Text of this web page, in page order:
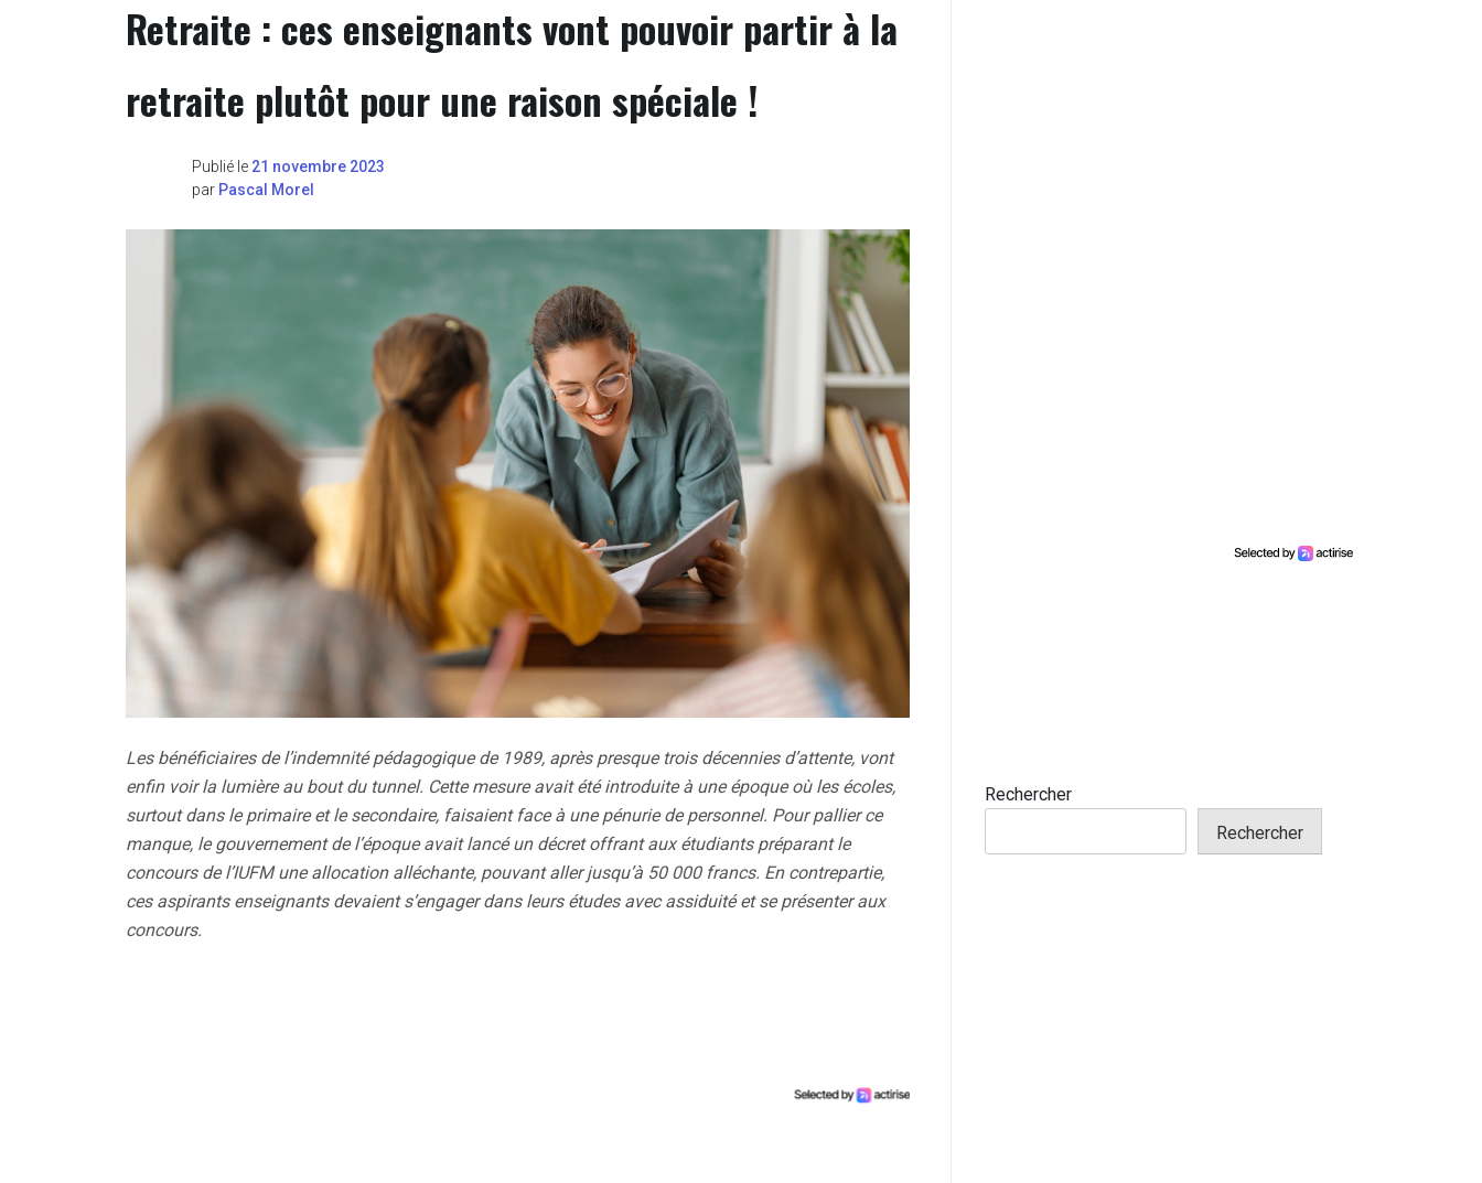
Retraite : ces enseignants vont pouvoir partir à la
retraite plutôt pour une raison spéciale !
Publié le 21 novembre 2023
par Pascal Morel
Les bénéficiaires de l’indemnité pédagogique de 1989, après presque trois décennies d’attente, vont
enfin voir la lumière au bout du tunnel. Cette mesure avait été introduite à une époque où les écoles,
surtout dans le primaire et le secondaire, faisaient face à une pénurie de personnel. Pour pallier ce
manque, le gouvernement de l’époque avait lancé un décret offrant aux étudiants préparant le
concours de l’IUFM une allocation alléchante, pouvant aller jusqu’à 50 000 francs. En contrepartie,
ces aspirants enseignants devaient s’engager dans leurs études avec assiduité et se présenter aux
concours.
Rechercher
Rechercher